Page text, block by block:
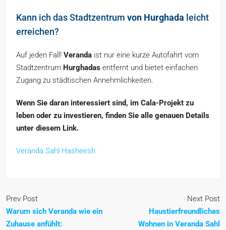
Kann ich das Stadtzentrum von Hurghada leicht
erreichen?
Auf jeden Fall! Veranda ist nur eine kurze Autofahrt vom
Stadtzentrum Hurghadas entfernt und bietet einfachen
Zugang zu städtischen Annehmlichkeiten.
Wenn Sie daran interessiert sind, im Cala-Projekt zu
leben oder zu investieren, finden Sie alle genauen Details
unter diesem Link.
Veranda Sahl Hasheesh
Prev Post
Warum sich Veranda wie ein
Zuhause anfühlt:
Next Post
Haustierfreundliches
Wohnen in Veranda Sahl